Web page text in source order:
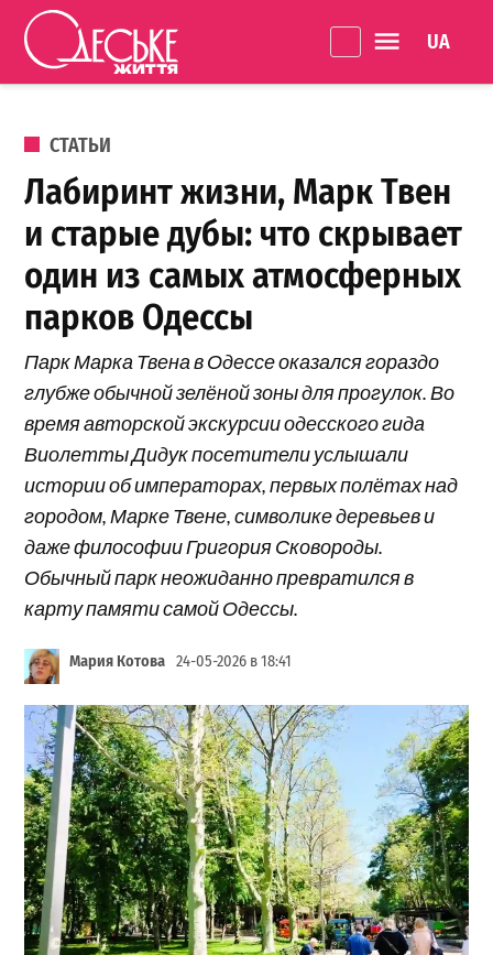
Перейти к содержанию
життя
ОПУБЛИКОВАНО В
СТАТЬИ
Лабиринт жизни, Марк Твен
и старые дубы: что скрывает
один из самых атмосферных
парков Одессы
Парк Марка Твена в Одессе оказался гораздо
глубже обычной зелёной зоны для прогулок. Во
время авторской экскурсии одесского гида
Виолетты Дидук посетители услышали
истории об императорах, первых полётах над
городом, Марке Твене, символике деревьев и
даже философии Григория Сковороды.
Обычный парк неожиданно превратился в
карту памяти самой Одессы.
Мария Котова 24-05-2026 в 18:41